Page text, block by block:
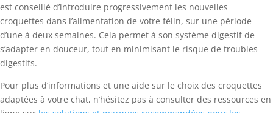
est conseillé d’introduire progressivement les nouvelles
croquettes dans l’alimentation de votre félin, sur une période
d’une à deux semaines. Cela permet à son système digestif de
s’adapter en douceur, tout en minimisant le risque de troubles
digestifs.
Pour plus d’informations et une aide sur le choix des croquettes
adaptées à votre chat, n’hésitez pas à consulter des ressources en